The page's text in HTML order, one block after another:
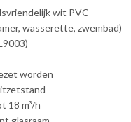
wit PVC
wasserette, zwembad)
worden
18 m³/h